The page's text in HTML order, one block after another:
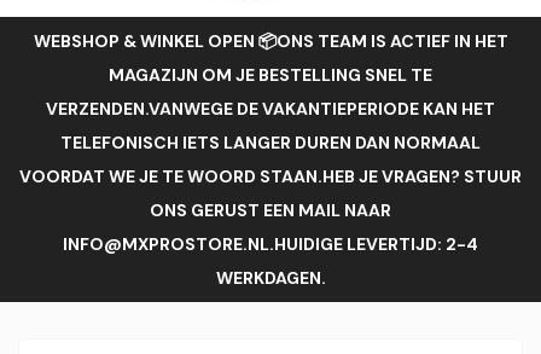
WEBSHOP & WINKEL OPEN 📦ONS TEAM IS ACTIEF IN HET
MAGAZIJN OM JE BESTELLING SNEL TE
VERZENDEN.VANWEGE DE VAKANTIEPERIODE KAN HET
TELEFONISCH IETS LANGER DUREN DAN NORMAAL
VOORDAT WE JE TE WOORD STAAN.HEB JE VRAGEN? STUUR
ONS GERUST EEN MAIL NAAR
INFO@MXPROSTORE.NL.HUIDIGE LEVERTIJD: 2-4
WERKDAGEN.